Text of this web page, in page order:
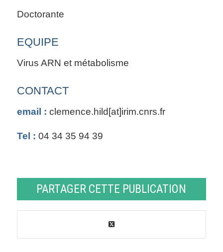
Doctorante
EQUIPE
Virus ARN et métabolisme
CONTACT
email : clemence.hild[at]irim.cnrs.fr
Tel : 04 34 35 94 39
PARTAGER CETTE PUBLICATION